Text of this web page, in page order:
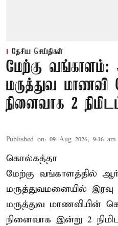
தேசிய செய்திகள்
மேற்கு வங்காளம்:
மருத்துவ
நினைவாக 2
Published on: 09 Aug 2026, 9:16 am
கொல்கத்தா
மேற்கு வங்காளத்தில்
மருத்துவமனையில்
மருத்துவ மாணவியின்
நினைவாக இன்று 2